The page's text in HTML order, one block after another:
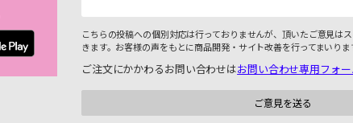
こちらの投稿への個別対応は行っておりませんが、頂いたご意見は
きます。お客様の声をもとに商品開発・サイト改善を行ってまいりま
ご注文にかかわるお問い合わせはお問い合わせ専用フォー